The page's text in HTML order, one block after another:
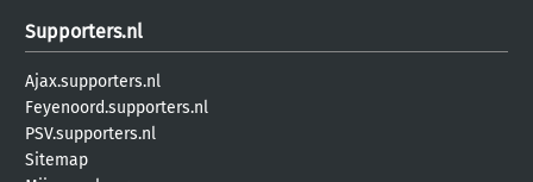
Supporters.nl
Ajax.supporters.nl
Feyenoord.supporters.nl
PSV.supporters.nl
Sitemap